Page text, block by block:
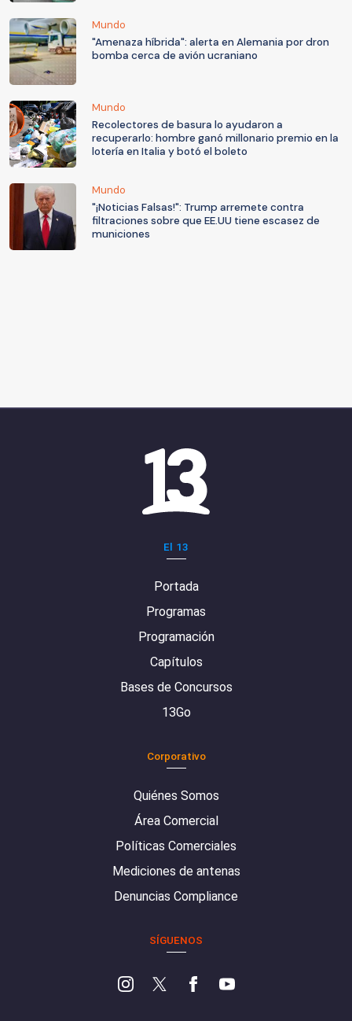
Mundo
"Amenaza híbrida": alerta en Alemania por dron
bomba cerca de avión ucraniano
Mundo
Recolectores de basura lo ayudaron a
recuperarlo: hombre ganó millonario premio en la
lotería en Italia y botó el boleto
Mundo
"¡Noticias Falsas!": Trump arremete contra
filtraciones sobre que EE.UU tiene escasez de
municiones
El 13
Portada
Programas
Programación
Capítulos
Bases de Concursos
13Go
Corporativo
Quiénes Somos
Área Comercial
Políticas Comerciales
Mediciones de antenas
Denuncias Compliance
SÍGUENOS